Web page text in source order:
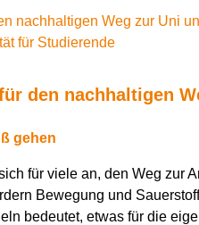
nachhaltigen Weg zur Uni
für Studierende
den nachhaltigen
gehen
für viele an, den Weg zur
Bewegung und
bedeutet, etwas für die